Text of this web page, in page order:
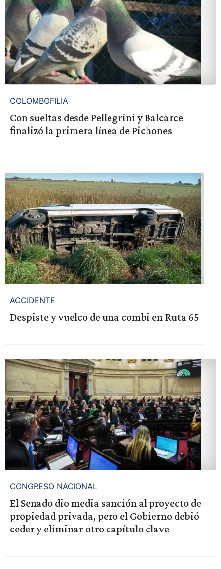
COLOMBOFILIA
Con sueltas desde Pellegrini y Balcarce
finalizó la primera línea de Pichones
ACCIDENTE
Despiste y vuelco de una combi en Ruta 65
CONGRESO NACIONAL
El Senado dio media sanción al proyecto de
propiedad privada, pero el Gobierno debió
ceder y eliminar otro capítulo clave